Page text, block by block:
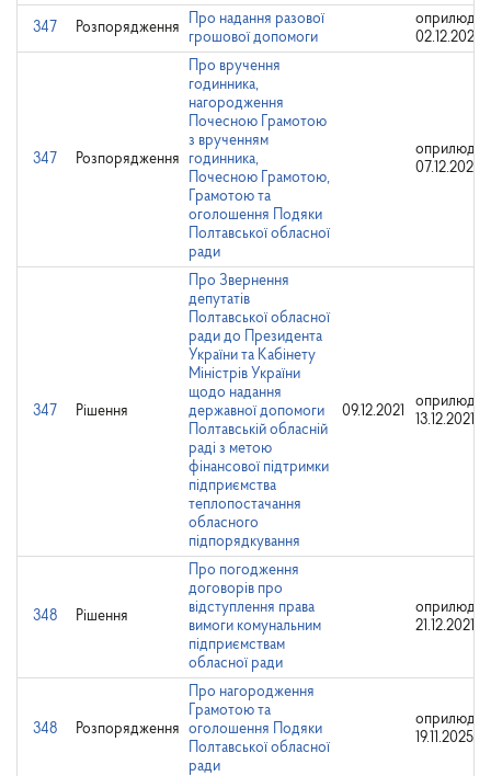
347 Розпорядження
Про надання разової
грошової допомоги
02.12.2024
347 Розпорядження
Про вручення
годинника,
нагородження
Почесною Грамотою
з врученням
годинника,
Почесною Грамотою,
Грамотою та
оголошення Подяки
Полтавської обласної
ради
07.12.2023
347 Рішення
Про Звернення
депутатів
Полтавської обласної
ради до Президента
України та Кабінету
Міністрів України
щодо надання
державної допомоги
Полтавській обласній
раді з метою
фінансової підтримки
підприємства
теплопостачання
обласного
підпорядкування
09.12.2021
13.12.2021
348 Рішення
Про погодження
договорів про
відступлення права
вимоги комунальним
підприємствам
обласної ради
21.12.2021
348 Розпорядження
Про нагородження
Грамотою та
оголошення Подяки
Полтавської обласної
ради
19.11.2025